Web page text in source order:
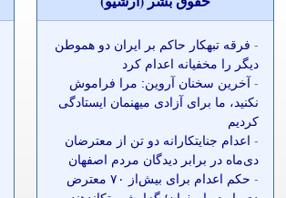
- فرقه تبهکار حاکم بر ایران دو هموطن
دیگر را مخفیانه اعدام کرد
- آخرین سخنان آروین: مرا فراموش
نکنید، ما برای آزادی میهنمان ایستادگی
کردیم
- اعدام جنایتکارانه دو تن از معترضان
دی‌ماه در برابر دیدگان مردم اصفهان
-
حکم اعدام برای بیش‌از ۷۰ معترض